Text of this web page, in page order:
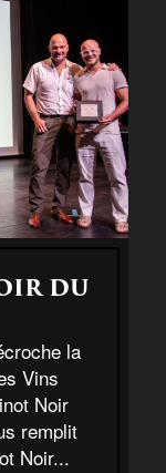
DU
la
Vins
Noir
remplit
Noir...